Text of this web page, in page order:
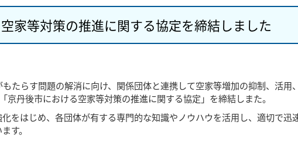
家等対策の推進に関する協定を締結しました
たらす問題の解消に向け、関係団体と連携して空家等増加の抑制、活用
京丹後市における空家等対策の推進に関する協定」を締結しまた。
をはじめ、各団体が有する専門的な知識やノウハウを活用し、適切で迅
す。